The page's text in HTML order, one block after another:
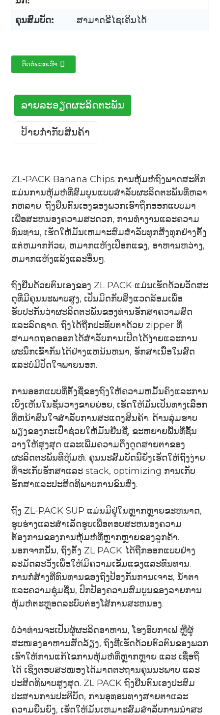
ຄຸນສົມບັດ: ສາມາດຣີໄຊເຄິນໄດ້
ຕິດຕໍ່ພວກເຮົາ
ລາຍ​ລະ​ອຽດ​ຜະ​ລິດ​ຕະ​ພັນ​
ປ້າຍກຳກັບສິນຄ້າ
ZL-PACK Banana Chips ການຫຸ້ມຫໍ່ຖົງພາດສະຕິກ
ແມ່ນການຫຸ້ມຫໍ່ທີ່ສົມບູນແບບສໍາລັບຜະລິດຕະພັນທີ່ຫລາ
ກຫລາຍ. ຖົງຢືນຕົນເອງຂອງພວກເຮົາຖືກອອກແບບມາ
ເພື່ອສະຫນອງຄວາມສະດວກ, ການທໍາງານແລະຄວາມ
ທົນທານ, ເຮັດໃຫ້ມັນເຫມາະສົມສໍາລັບທຸກສິ່ງທຸກຢ່າງຕັ້ງ
ແຕ່ຫມາກກ້ວຍ, ຫມາກແຫ້ງເປືອກແຂງ, ອາຫານຫວ່າງ,
ຫມາກແຫ້ງແລ້ງແລະອື່ນໆ.
ຖົງຢືນດ້ວຍຕົນເອງຂອງ ZL PACK ແມ່ນເຮັດດ້ວຍວັດສະ
ດຸທີ່ມີຄຸນນະພາບສູງ, ເປັນມິດກັບສິ່ງແວດລ້ອມເພື່ອ
ຮັບປະກັນວ່າຜະລິດຕະພັນຂອງທ່ານຮັກສາຄວາມສົດ
ແລະລົດຊາດ. ຖົງໄດ້ຖືກປະທັບຕາດ້ວຍ zipper ທີ່
ສາມາດຖອດອອກໄດ້ສໍາລັບການເປີດໄດ້ງ່າຍແລະການ
ຜະນຶກເຂົ້າກັນໄດ້ຢ່າງແຫນ້ນຫນາ, ຮັກສາເນື້ອໃນສົດ
ແລະບໍ່ມີປັດໃຈພາຍນອກ.
ການອອກແບບທີ່ຕັ້ງຊື່ຂອງຖົງໃຫ້ຄວາມຫມັ້ນຄົງແລະການ
ເບິ່ງເຫັນໃນຊັ້ນວາງຂາຍຍ່ອຍ, ເຮັດໃຫ້ມັນເປັນທາງເລືອກ
ທີ່ຫນ້າສົນໃຈສໍາລັບການສະແດງສິນຄ້າ. ດ້ານລຸ່ມຮາບ
ພຽງຂອງກະເປົ໋າຊ່ວຍໃຫ້ມັນຢືນຊື່, ຂະຫຍາຍພື້ນທີ່ຊັ້ນ
ວາງໃຫ້ສູງສຸດ ແລະເພີ່ມຄວາມດຶງດູດສາຍຕາຂອງ
ຜະລິດຕະພັນທີ່ຫຸ້ມຫໍ່. ຄຸນນະສົມບັດນີ້ຍັງເຮັດໃຫ້ຖົງງ່າຍ
ທີ່ຈະເກັບຮັກສາແລະ stack, optimizing ການເກັບ
ຮັກສາແລະປະສິດທິພາບການຂົນສົ່ງ.
ຖົງ ZL-PACK SUP ແມ່ນມີຢູ່ໃນຫຼາກຫຼາຍຂະຫນາດ,
ຮູບຮ່າງແລະສໍາເລັດຮູບເພື່ອຕອບສະຫນອງຄວາມ
ຕ້ອງການຂອງການຫຸ້ມຫໍ່ທີ່ຫຼາກຫຼາຍຂອງລູກຄ້າ.
ນອກຈາກນັ້ນ, ຖົງຕັ້ງ ZL PACK ໄດ້ຖືກອອກແບບຢ່າງ
ລະມັດລະວັງເພື່ອໃຫ້ມີຄວາມເຂັ້ມແຂງແລະທົນທານ.
ການກໍ່ສ້າງທີ່ທົນທານຂອງຖົງປ້ອງກັນການເຈາະ, ນ້ໍາຕາ
ແລະຄວາມຊຸ່ມຊື່ນ, ປົກປ້ອງຄວາມສົມບູນຂອງລາຍການ
ຫຸ້ມຫໍ່ຕະຫຼອດລະບົບຕ່ອງໂສ້ການສະຫນອງ.
ບໍ່ວ່າທ່ານຈະເປັນຜູ້ຜະລິດອາຫານ, ໂຮງອົບກາເຟ ຫຼືຜູ້
ສະໜອງອາຫານສັດລ້ຽງ, ຖົງທີ່ເຮັດດ້ວຍຕົວຕົນຂອງພວກ
ເຮົາໃຫ້ການແກ້ໄຂການຫຸ້ມຫໍ່ທີ່ຫຼາກຫຼາຍ ແລະ ເຊື່ອຖື
ໄດ້ ເຊິ່ງຕອບສະໜອງໄດ້ມາດຕະຖານຄຸນນະພາບ ແລະ
ປະສິດທິພາບສູງສຸດ. ZL PACK ຖົງຢືນຕົນເອງປະສົມ
ປະສານການປະຕິບັດ, ການອຸທອນທາງສາຍຕາແລະ
ຄວາມຍືນຍົງ, ເຮັດໃຫ້ມັນເຫມາະສົມສໍາລັບການນໍາສະ